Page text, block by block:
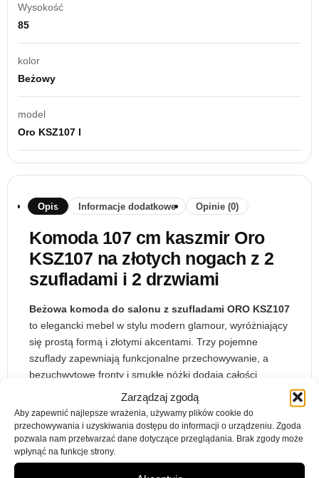
Zarządzaj zgodą
Aby zapewnić najlepsze wrażenia, używamy plików cookie do
przechowywania i uzyskiwania dostępu do informacji o urządzeniu. Zgoda
pozwala nam przetwarzać dane dotyczące przeglądania. Brak zgody może
wpłynąć na funkcje strony.
Wysokość
85
kolor
Beżowy
model
Oro KSZ107 I
Opis Informacje dodatkowe Opinie (0)
Komoda 107 cm kaszmir Oro
KSZ107 na złotych nogach z 2
szufladami i 2 drzwiami
Beżowa komoda do salonu z szufladami ORO KSZ107
to elegancki mebel w stylu modern glamour, wyróżniający
się prostą formą i złotymi akcentami. Trzy pojemne
szuflady zapewniają funkcjonalne przechowywanie, a
bezuchwytowe fronty i smukłe nóżki dodają całości
nowoczesnej lekkości. Idealna do stylowych i jasnych
Wykonanie:
korpus: płyta laminowana o grubości 16 mm,